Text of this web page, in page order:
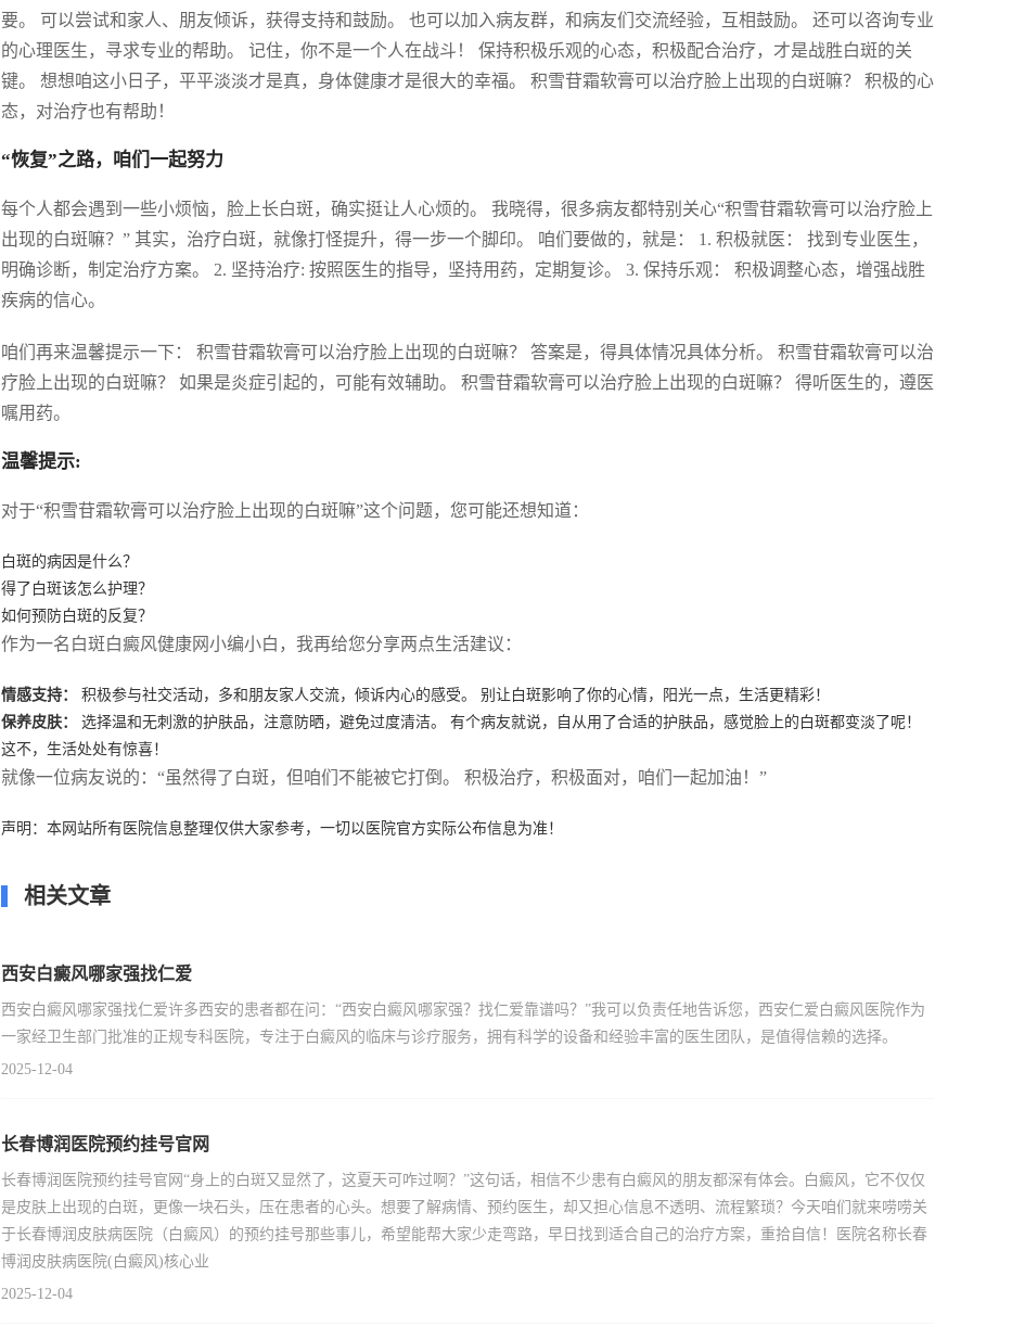
要。 可以尝试和家人、朋友倾诉，获得支持和鼓励。 也可以加入病友群，和病友们交流经验，互相鼓励。 还可以咨询专业
的心理医生，寻求专业的帮助。 记住，你不是一个人在战斗！ 保持积极乐观的心态，积极配合治疗，才是战胜白斑的关
键。 想想咱这小日子，平平淡淡才是真，身体健康才是很大的幸福。 积雪苷霜软膏可以治疗脸上出现的白斑嘛？ 积极的心
态，对治疗也有帮助！
“恢复”之路，咱们一起努力
每个人都会遇到一些小烦恼，脸上长白斑，确实挺让人心烦的。 我晓得，很多病友都特别关心“积雪苷霜软膏可以治疗脸上
出现的白斑嘛？” 其实，治疗白斑，就像打怪提升，得一步一个脚印。 咱们要做的，就是： 1. 积极就医： 找到专业医生，
明确诊断，制定治疗方案。 2. 坚持治疗: 按照医生的指导，坚持用药，定期复诊。 3. 保持乐观： 积极调整心态，增强战胜
疾病的信心。
咱们再来温馨提示一下： 积雪苷霜软膏可以治疗脸上出现的白斑嘛？ 答案是，得具体情况具体分析。 积雪苷霜软膏可以治
疗脸上出现的白斑嘛？ 如果是炎症引起的，可能有效辅助。 积雪苷霜软膏可以治疗脸上出现的白斑嘛？ 得听医生的，遵医
嘱用药。
温馨提示:
对于“积雪苷霜软膏可以治疗脸上出现的白斑嘛”这个问题，您可能还想知道：
白斑的病因是什么？
得了白斑该怎么护理？
如何预防白斑的反复？
作为一名白斑白癜风健康网小编小白，我再给您分享两点生活建议：
情感支持：
积极参与社交活动，多和朋友家人交流，倾诉内心的感受。 别让白斑影响了你的心情，阳光一点，生活更精彩！
保养皮肤：
选择温和无刺激的护肤品，注意防晒，避免过度清洁。 有个病友就说，自从用了合适的护肤品，感觉脸上的白斑都变淡了呢！
这不，生活处处有惊喜！
就像一位病友说的：“虽然得了白斑，但咱们不能被它打倒。 积极治疗，积极面对，咱们一起加油！”
声明：本网站所有医院信息整理仅供大家参考，一切以医院官方实际公布信息为准！
相关文章
西安白癜风哪家强找仁爱
西安白癜风哪家强找仁爱许多西安的患者都在问：“西安白癜风哪家强？找仁爱靠谱吗？”我可以负责任地告诉您，西安仁爱白癜风医院作为
一家经卫生部门批准的正规专科医院，专注于白癜风的临床与诊疗服务，拥有科学的设备和经验丰富的医生团队，是值得信赖的选择。
2025-12-04
长春博润医院预约挂号官网
长春博润医院预约挂号官网“身上的白斑又显然了，这夏天可咋过啊？”这句话，相信不少患有白癜风的朋友都深有体会。白癜风，它不仅仅
是皮肤上出现的白斑，更像一块石头，压在患者的心头。想要了解病情、预约医生，却又担心信息不透明、流程繁琐？今天咱们就来唠唠关
于长春博润皮肤病医院（白癜风）的预约挂号那些事儿，希望能帮大家少走弯路，早日找到适合自己的治疗方案，重拾自信！医院名称长春
博润皮肤病医院(白癜风)核心业
2025-12-04